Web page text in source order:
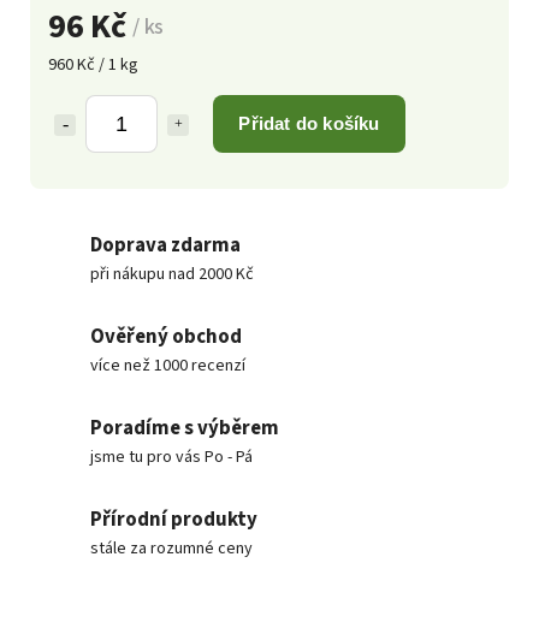
96 Kč/ ks
960 Kč / 1 kg
Přidat do košíku
Doprava zdarma
při nákupu nad 2000 Kč
Ověřený obchod
více než 1000 recenzí
Poradíme s výběrem
jsme tu pro vás Po - Pá
Přírodní produkty
stále za rozumné ceny